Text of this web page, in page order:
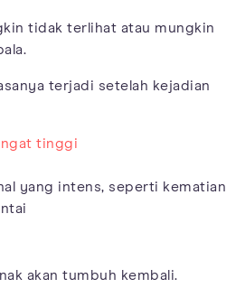
tidak terlihat atau mungkin
terjadi setelah kejadian
tinggi
yang intens, seperti kematian
akan tumbuh kembali.